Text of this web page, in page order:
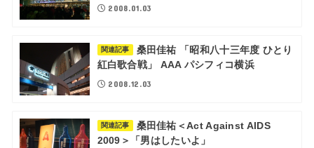
2008.01.03
関連記事
桑田佳祐 「昭和八十三年度 ひとり
紅白歌合戦」 AAA パシフィコ横浜
2008.12.03
関連記事
桑田佳祐＜Act Against AIDS
2009＞「男はしたいよ」